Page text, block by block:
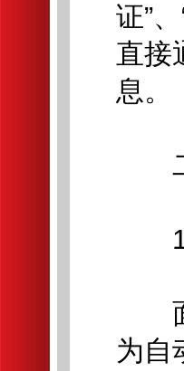
证”
直接
息。
二
1
面
为自